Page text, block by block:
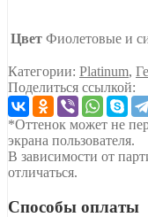
Цвет Фиолетовые и
Категории: Platinum,
Поделиться ссылкой:
*Оттенок может не
экрана пользователя.
В зависимости от
отличаться.
Способы оплаты